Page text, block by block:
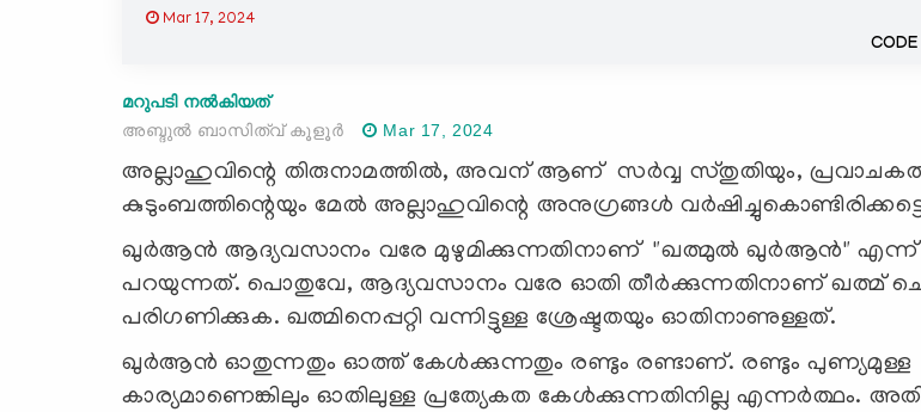
Mar 17, 2024
CODE
മറുപടി നൽകിയത്
അബ്ദുല്‍ ബാസിത്വ് കൂളൂര്‍
Mar 17, 2024
അല്ലാഹുവിന്റെ തിരുനാമത്തില്‍, അവന് ആണ് സര്‍വ്വ സ്തുതിയും,
കുടുംബത്തിന്റെയും മേല്‍ അല്ലാഹുവിന്റെ അനുഗ്രങ്ങള്‍
ഖുർആൻ ആദ്യവസാനം വരേ മുഴുമിക്കുന്നതിനാണ് "ഖത്മുൽ ഖുർആൻ" എന്ന്
പറയുന്നത്. പൊതുവേ, ആദ്യവസാനം വരേ ഓതി തീർക്കുന്നതിനാണ് ഖത്മ്
പരിഗണിക്കുക. ഖത്മിനെപ്പറ്റി വന്നിട്ടുള്ള ശ്രേഷ്ടതയും ഓതിനാണുള്ളത്.
ഖുർആൻ ഓതുന്നതും ഓത്ത് കേൾക്കുന്നതും രണ്ടും രണ്ടാണ്. രണ്ടും പുണ്യമുള്ള
കാര്യമാണെങ്കിലും ഓതിലുള്ള പ്രത്യേകത കേൾക്കുന്നതിനില്ല എന്നർത്ഥം.